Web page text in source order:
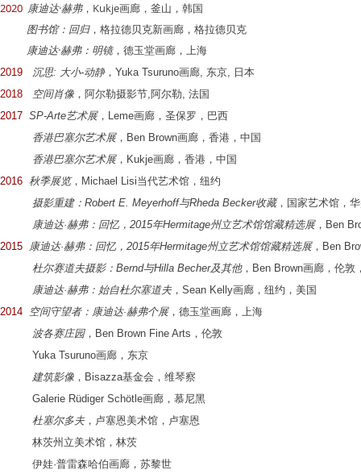
2020 康迪达·赫弗，Kukje画廊，釜山，韩国
图书馆：回归，格拉德贝克新画廊，格拉德贝克
康迪达·赫弗：明镜， 德玉堂画廊，上海
2019 沉思: 大小-动静，Yuka Tsuruno画廊, 东京, 日本
2018
空间肖像 ，阿尔勒摄影节,阿尔勒, 法国
2017 SP-Arte艺术展，Leme画廊，圣保罗，巴西
香港巴塞尔艺术展，Ben Brown画廊，香港，中国
香港巴塞尔艺术展，Kukje画廊，香港，中国
2016 秋季展览，Michael Lisi当代艺术馆，纽约
摄影重建：Robert E. Meyerhoff与Rheda Becker收藏，国家艺术馆，
康迪达·赫弗：回忆，2015年Hermitage州立艺术馆馆藏精选展，Ben
2015 康迪达·赫弗：回忆，2015年Hermitage州立艺术馆馆藏精选展，Ben
杜尔赛道夫摄影：Bernd与Hilla Becher及其他，Ben Brown画廊，伦敦
康迪达·赫弗：始自杜尔塞道夫 ，Sean Kelly画廊，纽约，美国
2014
空间守望者：康迪达·赫弗个展，德玉堂画廊，上海
波各赛庄园，Ben Brown Fine Arts，伦敦
Yuka Tsuruno画廊，东京
建筑影像 ，Bisazza基金会，维琴察
Galerie Rüdiger Schötle画廊，慕尼黑
杜塞尔多夫 ，卢塞恩美术馆，卢塞恩
林茨州立美术馆，林茨
伊娃·普雷森哈伯画廊，苏黎世